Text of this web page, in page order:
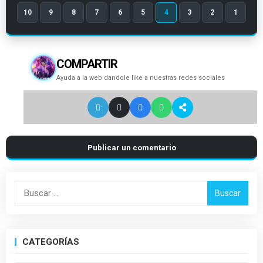
10 9 8 7 6 5 4 3 2 1
COMPARTIR
Ayuda a la web dandole like a nuestras redes sociales
Publicar un comentario
Buscar:
CATEGORÍAS